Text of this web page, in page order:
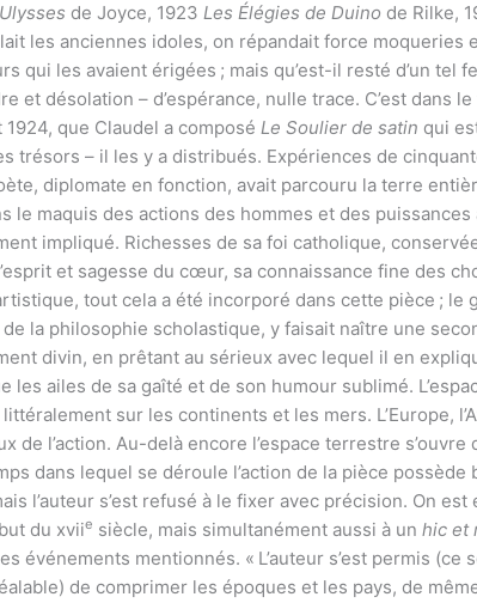
Ulysses de Joyce, 1923 Les Élégies de Duino de Rilke,
les anciennes idoles, on répandait force moqueries
qui les avaient érigées ; mais qu’est-il resté d’un tel
et désolation – d’espérance, nulle trace. C’est dans
1924, que Claudel a composé Le Soulier de satin qui
trésors – il les y a distribués. Expériences de
diplomate en fonction, avait parcouru la terre
le maquis des actions des hommes et des
impliqué. Richesses de sa foi catholique,
et sagesse du cœur, sa connaissance fine des
tout cela a été incorporé dans cette pièce ; le
de la philosophie scholastique, y faisait naître une
divin, en prêtant au sérieux avec lequel il en
les ailes de sa gaîté et de son humour sublimé.
littéralement sur les continents et les mers. L’Europe,
de l’action. Au-delà encore l’espace terrestre
dans lequel se déroule l’action de la pièce
l’auteur s’est refusé à le fixer avec précision. On
du xviie siècle, mais simultanément aussi à un hic et
événements mentionnés. « L’auteur s’est permis (ce
de comprimer les époques et les pays, de